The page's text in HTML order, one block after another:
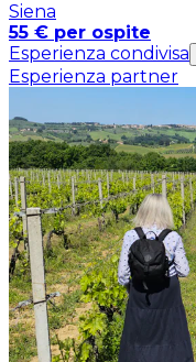
Siena
55 € per ospite
Esperienza condivisa
Esperienza partner